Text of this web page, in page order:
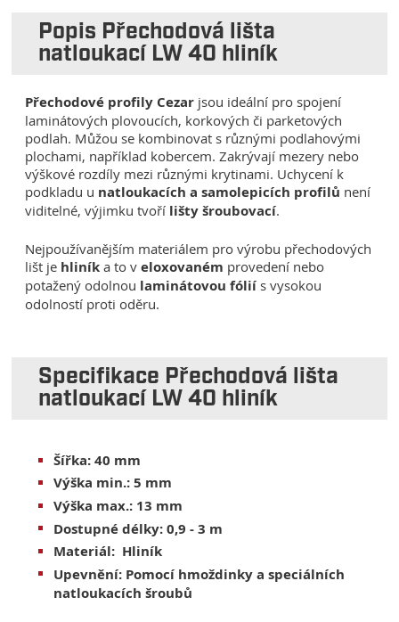
Popis Přechodová lišta
natloukací LW 40 hliník
Přechodové profily Cezar jsou ideální pro spojení
laminátových plovoucích, korkových či parketových
podlah. Můžou se kombinovat s různými podlahovými
plochami, například kobercem. Zakrývají mezery nebo
výškové rozdíly mezi různými krytinami. Uchycení k
podkladu u natloukacích a samolepicích profilů není
viditelné, výjimku tvoří lišty šroubovací.
Nejpoužívanějším materiálem pro výrobu přechodových
lišt je hliník a to v eloxovaném provedení nebo
potažený odolnou laminátovou fólií s vysokou
odolností proti oděru.
Specifikace Přechodová lišta
natloukací LW 40 hliník
Šířka: 40 mm
Výška min.: 5 mm
Výška max.: 13 mm
Dostupné délky: 0,9 - 3 m
Materiál: Hliník
Upevnění: Pomocí hmoždinky a speciálních
natloukacích šroubů